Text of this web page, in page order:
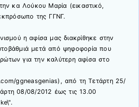
κα Λούκου Μαρία (εικαστικό,
της ΓΓΝΓ.
η αφίσα μας διακρίθηκε στην
μετά από ψηφοφορία που
για την καλύτερη αφίσα στο
ggneasgenias), από τη Τετάρτη 25/
08/08/2012 έως τις 13.00